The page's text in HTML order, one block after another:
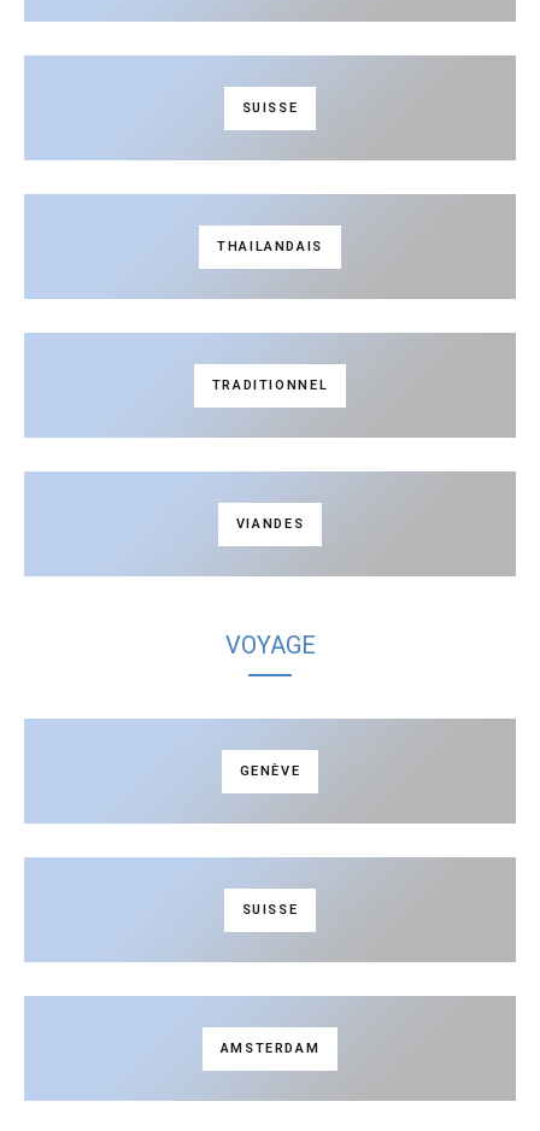
SUISSE
THAILANDAIS
TRADITIONNEL
VIANDES
VOYAGE
GENÈVE
SUISSE
AMSTERDAM